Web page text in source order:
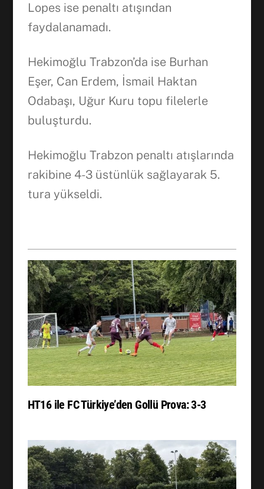
Lopes ise penaltı atışından
faydalanamadı.
Hekimoğlu Trabzon’da ise Burhan
Eşer, Can Erdem, İsmail Haktan
Odabaşı, Uğur Kuru topu filelerle
buluşturdu.
Hekimoğlu Trabzon penaltı atışlarında
rakibine 4-3 üstünlük sağlayarak 5.
tura yükseldi.
HT16 ile FC Türkiye’den Gollü Prova: 3-3